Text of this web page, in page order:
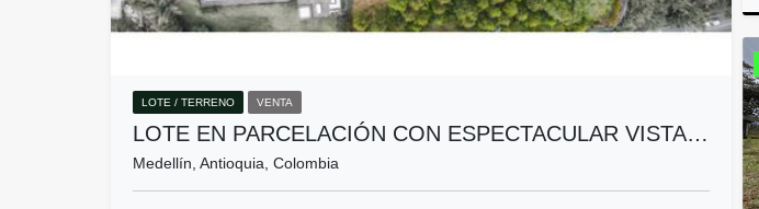
LOTE / TERRENO VENTA
LOTE EN PARCELACIÓN CON ESPECTACULAR VISTA…
Medellín, Antioquia, Colombia